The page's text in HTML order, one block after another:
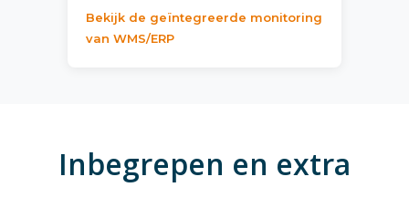
Bekijk de geïntegreerde monitoring
van WMS/ERP
Inbegrepen en extra